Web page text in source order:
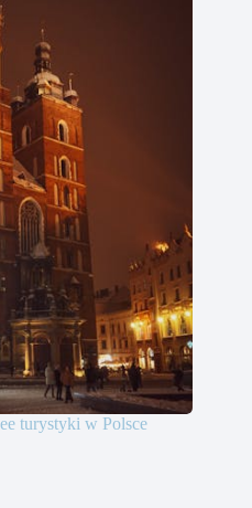
turystyki w Polsce